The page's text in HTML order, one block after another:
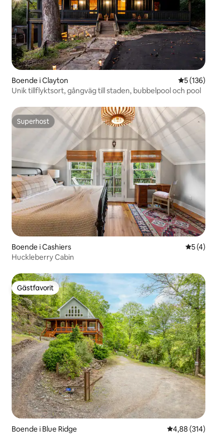
Boende i Clayton 5 av 5 i
5 (136)
Unik tillflyktsort, gångväg till staden, bubbelpool och pool
Superhost
Superhost
Boende i Cashiers 5 av 5 i
5 (4)
Huckleberry Cabin
Gästfavorit
Gästfavorit
Boende i Blue Ridge 4,88 av 5 i
4,88 (314)